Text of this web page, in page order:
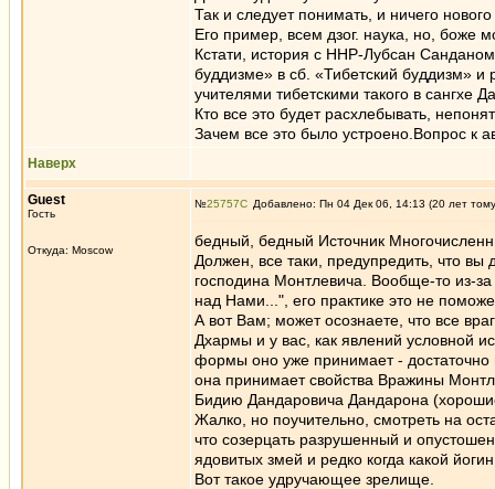
Так и следует понимать, и ничего нового
Его пример, всем дзог. наука, но, боже
Кстати, история с ННР-Лубсан
буддизме» в сб. «Тибетский буддизм» и
учителями тибетскими такого в сангхе
Кто все это будет расхлебывать,
Зачем все это было устроено.Вопрос к
Наверх
Guest
Гость
Откуда: Moscow
№25757 Добавлено: Пн 04 Дек 06, 14:13 (20 лет
бедный, бедный Источник
Должен, все таки, предупредить, что вы
господина Монтлевича. Вообще-то из-
над Нами...", его практике это не
А вот Вам; может осознаете, что все
Дхармы и у вас, как явлений условной
формы оно уже принимает - достаточно
она принимает свойства Вражины
Бидию Дандаровича Дандарона
Жалко, но поучительно, смотреть на
что созерцать разрушенный и
ядовитых змей и редко когда какой
Вот такое удручающее зрелище.